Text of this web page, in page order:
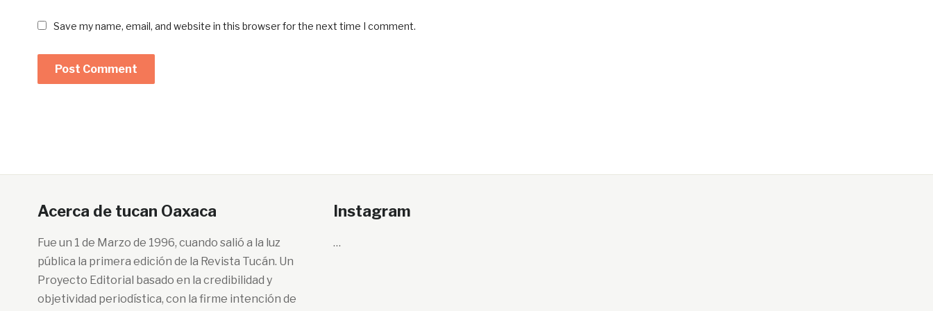
Save my name, email, and website in this browser for the next time I comment.
Acerca de tucan Oaxaca
Fue un 1 de Marzo de 1996, cuando salió a la luz
pública la primera edición de la Revista Tucán. Un
Proyecto Editorial basado en la credibilidad y
objetividad periodística, con la firme intención de
Instagram
…